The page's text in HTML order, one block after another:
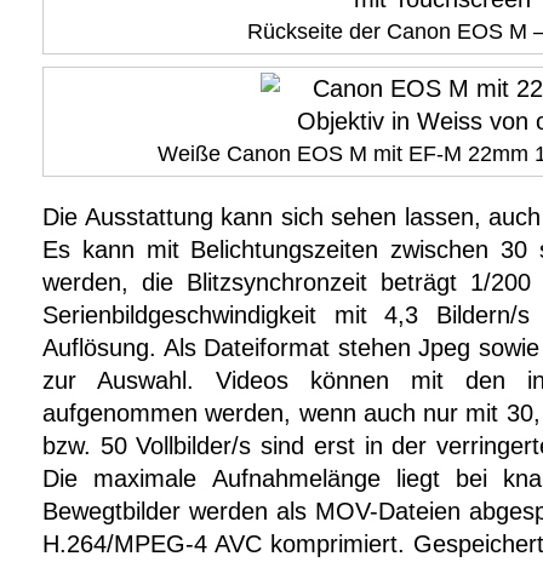
Rückseite der Canon EOS M
Weiße Canon EOS M mit EF-M 22mm
Die Ausstattung kann sich sehen lassen,
Es kann mit Belichtungszeiten zwischen
werden, die Blitzsynchronzeit beträgt 1/
Serienbildgeschwindigkeit mit 4,3 Bildern/
Auflösung. Als Dateiformat stehen Jpeg
zur Auswahl. Videos können mit den
aufgenommen werden, wenn auch nur mit
bzw. 50 Vollbilder/s sind erst in der
Die maximale Aufnahmelänge liegt bei
Bewegtbilder werden als MOV-Dateien
H.264/MPEG-4 AVC komprimiert.